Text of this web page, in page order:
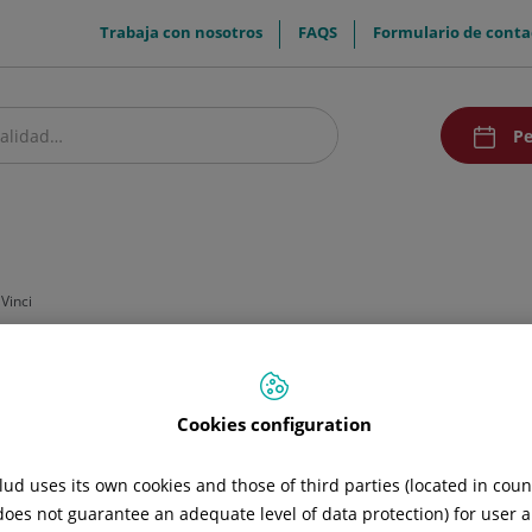
menuTop
Trabaja con nosotros FAQS Formulario de
Urología con Da Vinci Cirugía torácica con Da Vinci
Cookies configuration
uses its own cookies and those of third parties (located in
not guarantee an adequate level of data protection) for user